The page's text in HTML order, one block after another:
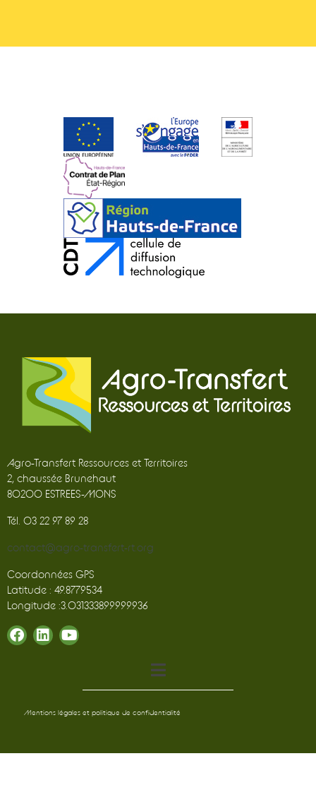
Agro-Transfert Ressources et Territoires
2, chaussée Brunehaut
80200 ESTREES-MONS
Tél. 03 22 97 89 28
contact@agro-transfert-rt.org
Coordonnées GPS
Latitude : 49.8779534
Longitude :3.031333899999936
Mentions légales et politique de confidentialité